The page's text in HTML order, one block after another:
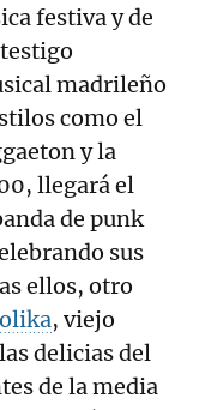
festiva y de
madrileño
como el
y la
llegará el
de punk
sus
ellos, otro
, viejo
delicias del
de la media